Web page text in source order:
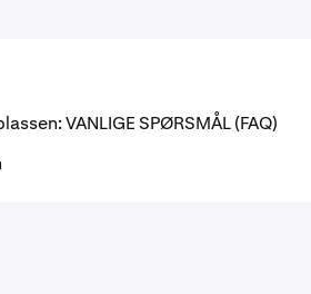
VANLIGE SPØRSMÅL (FAQ)